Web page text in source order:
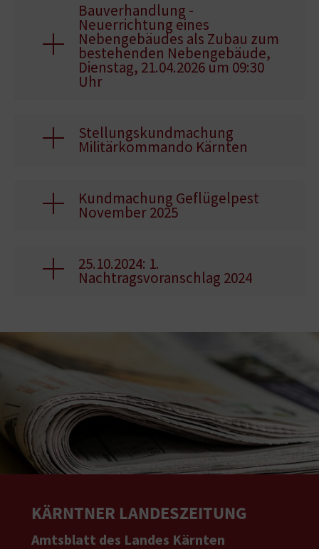
Bauverhandlung -
Neuerrichtung eines
Nebengebäudes als Zubau zum
bestehenden Nebengebäude,
Dienstag, 21.04.2026 um 09:30
Uhr
Stellungskundmachung
Militärkommando Kärnten
Kundmachung Geflügelpest
November 2025
25.10.2024: 1.
Nachtragsvoranschlag 2024
KÄRNTNER LANDESZEITUNG
Amtsblatt des Landes Kärnten